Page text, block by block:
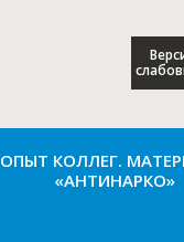
ОПЫТ КОЛЛЕГ.
«АНТИНАРКО»